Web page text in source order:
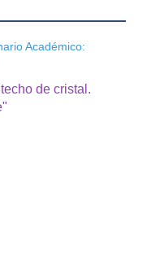
Académico:
de cristal.